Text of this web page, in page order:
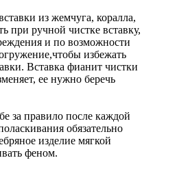
из жемчуга, коралла,
при ручной чистке вставку,
и по возможности
избежать
Вставка фианит чистки
ее нужно беречь
за правило после каждой
обязательно
изделие мягкой
феном.